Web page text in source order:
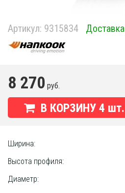
Артикул: 9315834
8 270 руб.
В КОРЗИНУ 4
Ширина:
Высота профиля:
Диаметр: